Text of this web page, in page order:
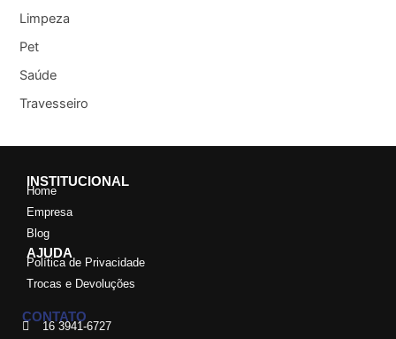
Limpeza
Pet
Saúde
Travesseiro
INSTITUCIONAL
Home
Empresa
Blog
AJUDA
Política de Privacidade
Trocas e Devoluções
CONTATO
16 3941-6727